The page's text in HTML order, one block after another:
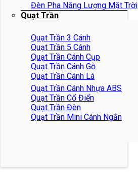
Đèn Pha Năng Lượng Mặt Trời
Quạt Trần
Quạt Trần 3 Cánh
Quạt Trần 5 Cánh
Quạt Trần Cánh Cụp
Quạt Trần Cánh Gỗ
Quạt Trần Cánh Lá
Quạt Trần Cánh Nhựa ABS
Quạt Trần Cổ Điển
Quạt Trần Đèn
Quạt Trần Mini Cánh Ngắn